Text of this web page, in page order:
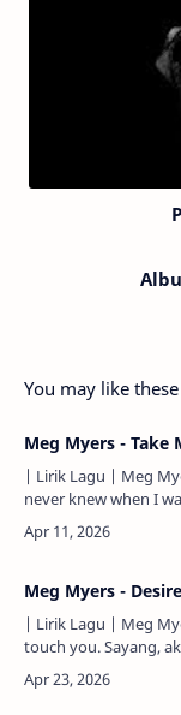
You may like
Meg Myers - Take
| Lirik Lagu | Meg
never knew when I
kapan aku kesepian.
tida…
Meg Myers - Desire
| Lirik Lagu | Meg Myers -
touch you. Sayang,
breathe into your will.
keinginan…